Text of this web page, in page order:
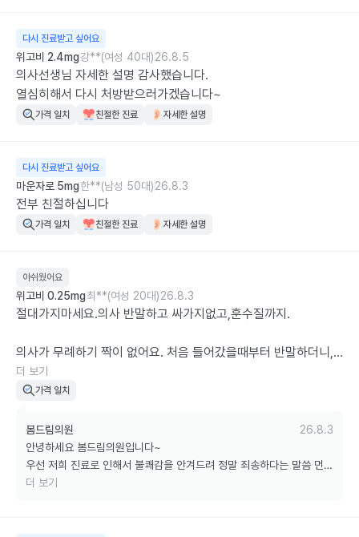
다시 진료받고 싶어요
위고비 2.4mg강**(여성 40대)26.8.5
의사선생님 자세한 설명 감사했습니다.
열심히해서 다시 처방받으러가겠습니다~
가격 일치 친절한 진료 자세한 설명
다시 진료받고 싶어요
마운자로 5mg한**(남성 50대)26.8.3
전부 친절하십니다
가격 일치 친절한 진료 자세한 설명
아쉬웠어요
위고비 0.25mg최**(여성 20대)26.8.3
절대가지마세요.의사 반말하고 싸가지없고,훈수질까지.
의사가 무례하기 짝이 없어요. 처음 들어갔을때부터 반말하더니,
너무 기분이 나빠서 표정 똥씹은표정하니까 '-요' 붙이기 시작하
고, '왜 살뺀다면서 아무도 운동을 안하지' 이러고. 1-2천원더비싸
더 보기
가격 일치
봄드림의원
26.8.3
안녕하세요 봄드림의원입니다~
우선 저희 진료로 인해서 불쾌감을 안겨드려 정말 죄송하다는 말씀 먼저
드립니다...
더 보기